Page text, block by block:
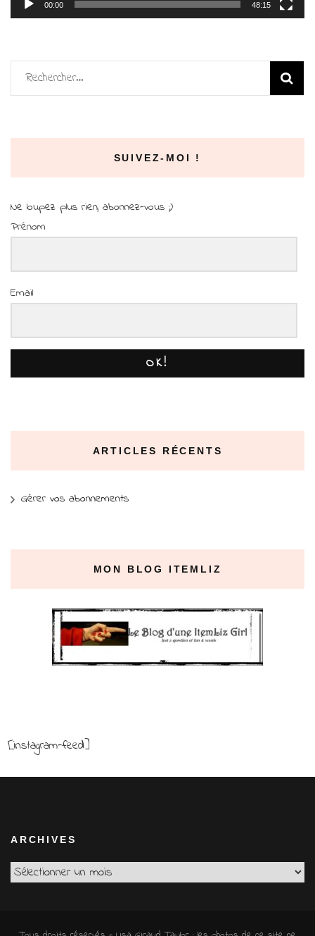
00:00 48:15
Rechercher :
SUIVEZ-MOI !
Ne loupez plus rien, abonnez-vous ;)
Prénom
Email
OK!
ARTICLES RÉCENTS
Gérer vos abonnements
MON BLOG ITEMLIZ
[instagram-feed]
ARCHIVES
Archives